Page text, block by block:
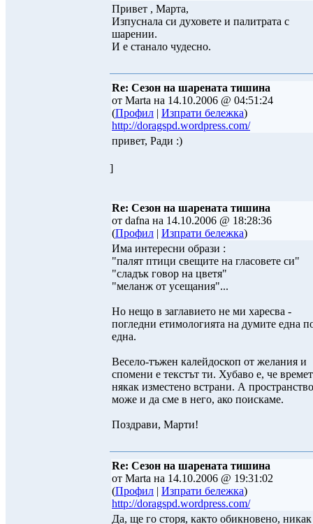
Привет , Марта,
Изпуснала си духовете и палитрата с
шарении.
И е станало чудесно.
Re: Сезон на шарената тишина
от Marta на 14.10.2006 @ 04:51:24
(Профил | Изпрати бележка)
http://doragspd.wordpress.com/
привет, Ради :)
]
Re: Сезон на шарената тишина
от dafna на 14.10.2006 @ 18:28:36
(Профил | Изпрати бележка)
Има интересни образи :
"палят птици свещите на гласовете си"
"сладък говор на цветя"
"меланж от усещания"...
Но нещо в заглавието не ми харесва -
погледни етимологията на думите една
една.
Весело-тъжен калейдоскоп от желания и
спомени е текстът ти. Хубаво е, че
някак изместено встрани. А
може и да сме в него, ако поискаме.
Поздрави, Марти!
Re: Сезон на шарената тишина
от Marta на 14.10.2006 @ 19:31:02
(Профил | Изпрати бележка)
http://doragspd.wordpress.com/
Да, ще го сторя, както обикновено,